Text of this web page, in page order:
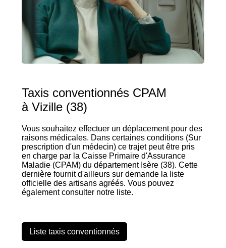
Taxis conventionnés CPAM
à Vizille (38)
Vous souhaitez effectuer un déplacement pour des
raisons médicales. Dans certaines conditions (Sur
prescription d'un médecin) ce trajet peut être pris
en charge par la Caisse Primaire d'Assurance
Maladie (CPAM) du département Isère (38). Cette
dernière fournit d'ailleurs sur demande la liste
officielle des artisans agréés. Vous pouvez
également consulter notre liste.
Liste taxis conventionnés